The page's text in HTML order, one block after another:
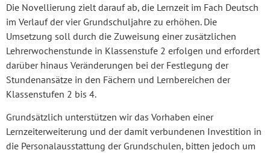
Die Novellierung zielt darauf ab, die Lernzeit im Fach Deutsch
im Verlauf der vier Grundschuljahre zu erhöhen. Die
Umsetzung soll durch die Zuweisung einer zusätzlichen
Lehrerwochenstunde in Klassenstufe 2 erfolgen und erfordert
darüber hinaus Veränderungen bei der Festlegung der
Stundenansätze in den Fächern und Lernbereichen der
Klassenstufen 2 bis 4.
Grundsätzlich unterstützen wir das Vorhaben einer
Lernzeiterweiterung und der damit verbundenen Investition in
die Personalausstattung der Grundschulen, bitten jedoch um